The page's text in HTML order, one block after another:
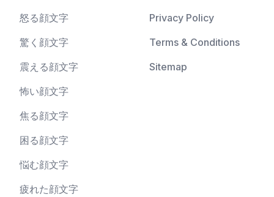
怒る顔文字
驚く顔文字
震える顔文字
怖い顔文字
焦る顔文字
困る顔文字
悩む顔文字
疲れた顔文字
Privacy Policy
Terms & Conditions
Sitemap